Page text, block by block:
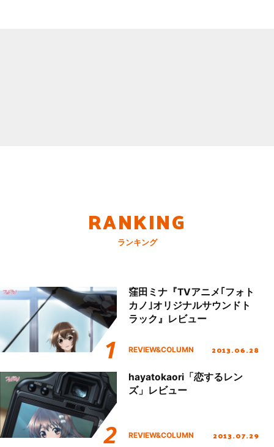
RANKING
ランキング
窪田ミナ『TVアニメ｢フォト
カノ｣オリジナルサウンドト
ラック』レビュー
REVIEW&COLUMN 2013.06.28
hayatokaori「恋するレン
ズ」レビュー
REVIEW&COLUMN 2013.07.29